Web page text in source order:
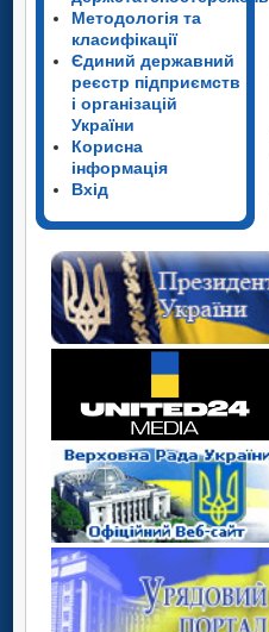
Методологія та
класифікації
Єдиний державний
реєстр підприємств
і організацій
України
Корисна
інформація
Вхід